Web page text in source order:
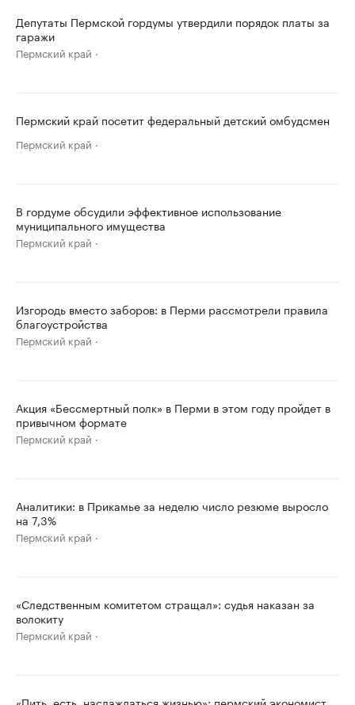
Депутаты Пермской гордумы утвердили порядок платы за
гаражи
Пермский край
Пермский край посетит федеральный детский омбудсмен
Пермский край
В гордуме обсудили эффективное использование
муниципального имущества
Пермский край
Изгородь вместо заборов: в Перми рассмотрели правила
благоустройства
Пермский край
Акция «Бессмертный полк» в Перми в этом году пройдет в
привычном формате
Пермский край
Аналитики: в Прикамье за неделю число резюме выросло
на 7,3%
Пермский край
«Следственным комитетом стращал»: судья наказан за
волокиту
Пермский край